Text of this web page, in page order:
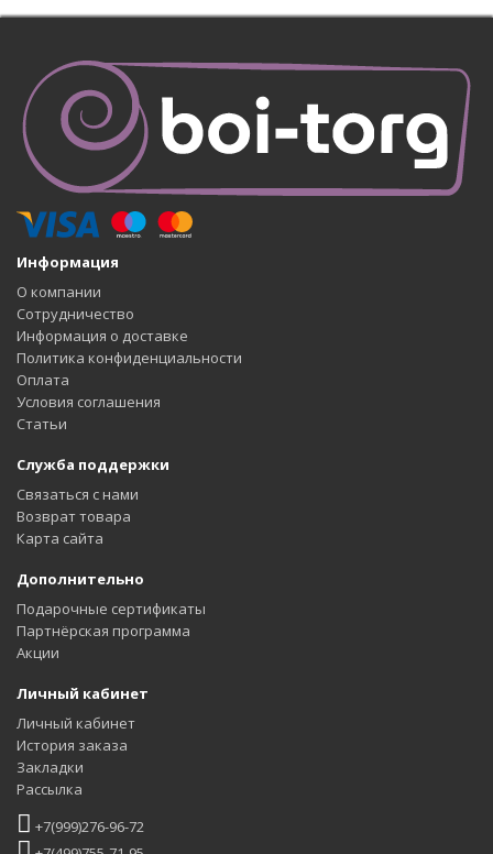
Информация
О компании
Сотрудничество
Информация о доставке
Политика конфиденциальности
Оплата
Условия соглашения
Статьи
Служба поддержки
Связаться с нами
Возврат товара
Карта сайта
Дополнительно
Подарочные сертификаты
Партнёрская программа
Акции
Личный кабинет
Личный кабинет
История заказа
Закладки
Рассылка
+7(999)276-96-72